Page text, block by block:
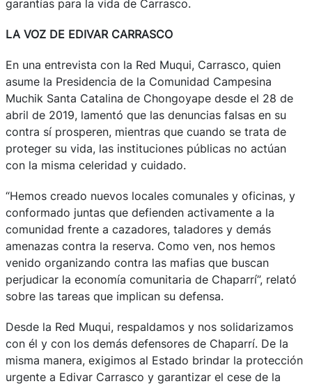
garantías para la vida de Carrasco.
LA VOZ DE EDIVAR CARRASCO
En una entrevista con la Red Muqui, Carrasco, quien
asume la Presidencia de la Comunidad Campesina
Muchik Santa Catalina de Chongoyape desde el 28 de
abril de 2019, lamentó que las denuncias falsas en su
contra sí prosperen, mientras que cuando se trata de
proteger su vida, las instituciones públicas no actúan
con la misma celeridad y cuidado.
“Hemos creado nuevos locales comunales y oficinas, y
conformado juntas que defienden activamente a la
comunidad frente a cazadores, taladores y demás
amenazas contra la reserva. Como ven, nos hemos
venido organizando contra las mafias que buscan
perjudicar la economía comunitaria de Chaparrí”, relató
sobre las tareas que implican su defensa.
Desde la Red Muqui, respaldamos y nos solidarizamos
con él y con los demás defensores de Chaparrí. De la
misma manera, exigimos al Estado brindar la protección
urgente a Edivar Carrasco y garantizar el cese de la